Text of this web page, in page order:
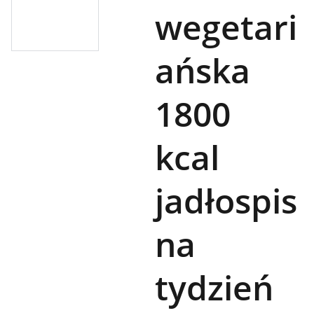
wegetari
ańska
1800
kcal
jadłospis
na
tydzień